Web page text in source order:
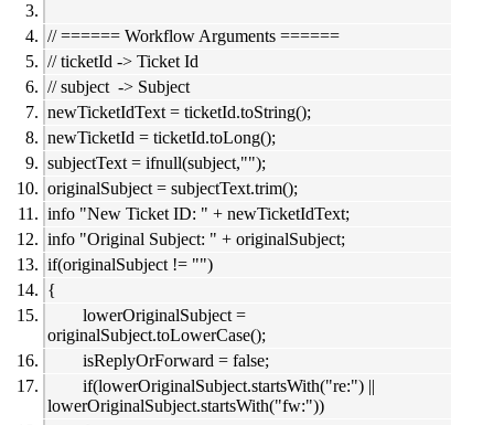
// ====== Workflow Arguments ======
// ticketId -> Ticket Id
// subject -> Subject
newTicketIdText = ticketId.toString();
newTicketId = ticketId.toLong();
subjectText = ifnull(subject,"");
originalSubject = subjectText.trim();
info "New Ticket ID: " + newTicketIdText;
info "Original Subject: " + originalSubject;
if(originalSubject != "")
{
lowerOriginalSubject =
originalSubject.toLowerCase();
isReplyOrForward = false;
if(lowerOriginalSubject.startsWith("re:") ||
lowerOriginalSubject.startsWith("fw:"))